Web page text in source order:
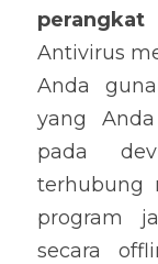
perangkat
Antivirus
Anda
yang
pada
terhubung
program
secara